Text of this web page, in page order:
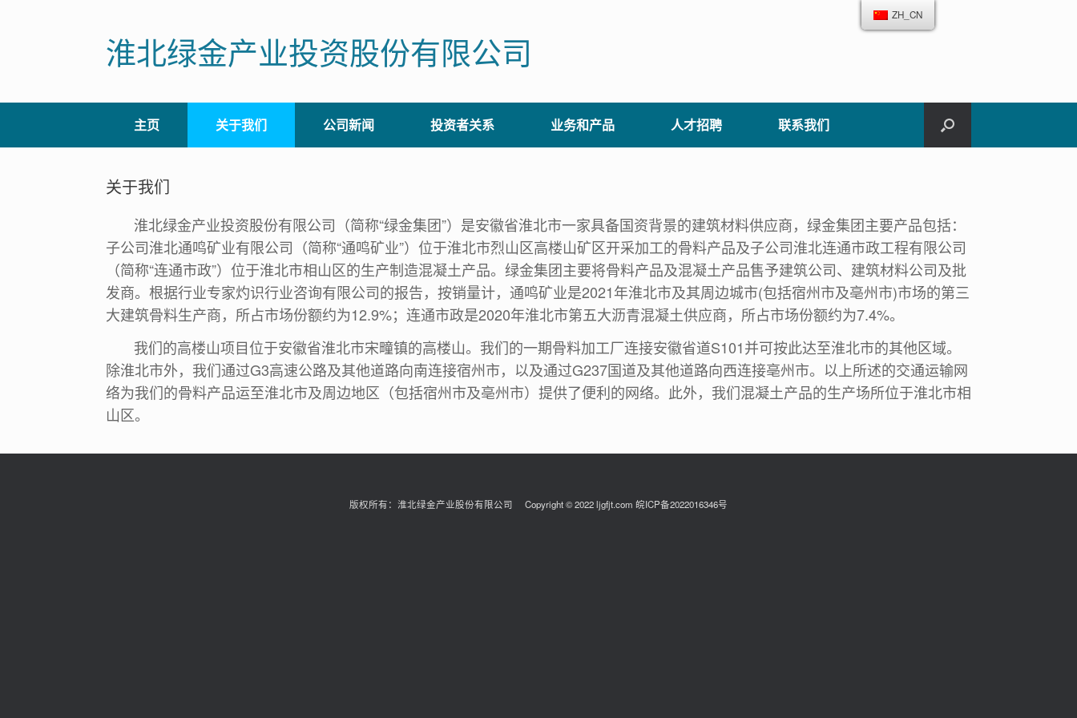
淮北绿金产业投资股份有限公司
主页 关于我们 公司新闻 投资者关系 业务和产品 人才招聘 联系我们
关于我们
淮北绿金产业投资股份有限公司（简称“绿金集团”）是安徽省淮北市一家具备国资背景的建筑材料供应商，绿金集团主要产品包括：
子公司淮北通鸣矿业有限公司（简称“通鸣矿业”）位于淮北市烈山区高楼山矿区开采加工的骨料产品及子公司淮北连通市政工程有限公司
（简称“连通市政”）位于淮北市相山区的生产制造混凝土产品。绿金集团主要将骨料产品及混凝土产品售予建筑公司、建筑材料公司及批
发商。根据行业专家灼识行业咨询有限公司的报告，按销量计，通鸣矿业是2021年淮北市及其周边城市(包括宿州市及亳州市)市场的第三
大建筑骨料生产商，所占市场份额约为12.9%；连通市政是2020年淮北市第五大沥青混凝土供应商，所占市场份额约为7.4%。
我们的高楼山项目位于安徽省淮北市宋疃镇的高楼山。我们的一期骨料加工厂连接安徽省道S101并可按此达至淮北市的其他区域。
除淮北市外，我们通过G3高速公路及其他道路向南连接宿州市，以及通过G237国道及其他道路向西连接亳州市。以上所述的交通运输网
络为我们的骨料产品运至淮北市及周边地区（包括宿州市及亳州市）提供了便利的网络。此外，我们混凝土产品的生产场所位于淮北市相
山区。
版权所有：淮北绿金产业股份有限公司 Copyright © 2022 ljgfjt.com 皖ICP备2022016346号
ZH_CN